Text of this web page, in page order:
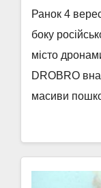
Ранок 4
боку
місто
DROBRO
масиви